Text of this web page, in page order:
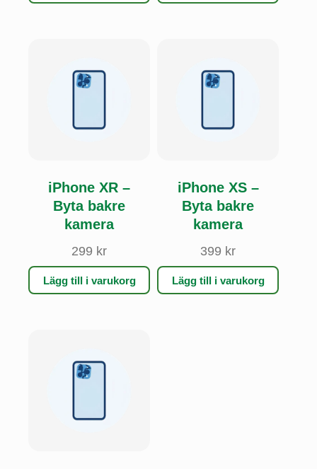
iPhone XR –
Byta bakre
kamera
299 kr
Lägg till i varukorg
iPhone XS –
Byta bakre
kamera
399 kr
Lägg till i varukorg